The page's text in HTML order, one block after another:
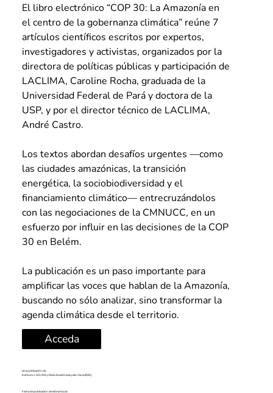
El libro electrónico “COP 30: La Amazonía en
el centro de la gobernanza climática” reúne 7
artículos científicos escritos por expertos,
investigadores y activistas, organizados por la
directora de políticas públicas y participación de
LACLIMA, Caroline Rocha, graduada de la
Universidad Federal de Pará y doctora de la
USP, y por el director técnico de LACLIMA,
André Castro.
Los textos abordan desafíos urgentes —como
las ciudades amazónicas, la transición
energética, la sociobiodiversidad y el
financiamiento climático— entrecruzándolos
con las negociaciones de la CMNUCC, en un
esfuerzo por influir en las decisiones de la COP
30 en Belém.
La publicación es un paso importante para
amplificar las voces que hablan de la Amazonía,
buscando no sólo analizar, sino transformar la
agenda climática desde el territorio.
Acceda
Una publicación de:
Instituto LACLIMA y Rede Amazônidas pelo Clima (RAC)
Fecha de publicación de este artículo: